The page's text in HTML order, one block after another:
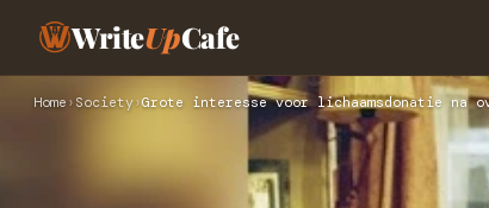
WriteUpCafe
Home › Society›Grote interesse voor lichaamsdonatie na